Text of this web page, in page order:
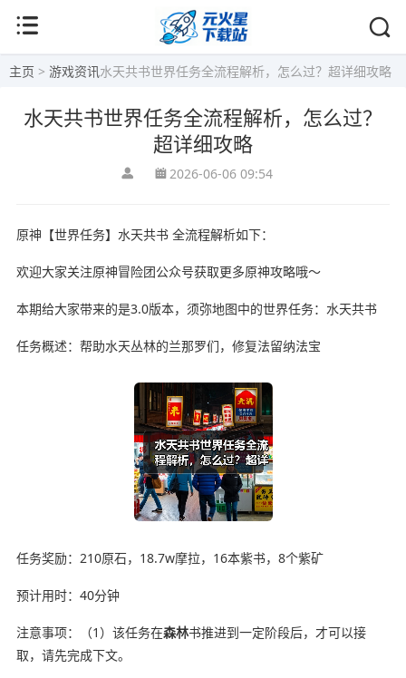
主页 > 游戏资讯水天共书世界任务全流程解析，怎么过？超详细攻略
水天共书世界任务全流程解析，怎么过？
超详细攻略
2026-06-06 09:54
原神【世界任务】水天共书 全流程解析如下：
欢迎大家关注原神冒险团公众号获取更多原神攻略哦～
本期给大家带来的是3.0版本，须弥地图中的世界任务：水天共书
任务概述：帮助水天丛林的兰那罗们，修复法留纳法宝
任务奖励：210原石，18.7w摩拉，16本紫书，8个紫矿
预计用时：40分钟
注意事项：（1）该任务在森林书推进到一定阶段后，才可以接
取，请先完成下文。